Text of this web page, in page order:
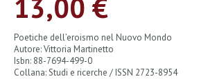
immagini
13,00 €
Poetiche dell’eroismo nel Nuovo Mondo
Autore: Vittoria Martinetto
Isbn: 88-7694-499-0
Collana: Studi e ricerche / ISSN 2723-8954